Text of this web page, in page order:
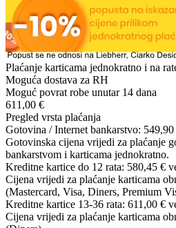
Plaćanje karticama jednokratno i na
Moguća dostava za RH
Moguć povrat robe unutar 14 dana
611,00 €
Pregled vrsta plaćanja
Gotovina / Internet bankarstvo: 549,90
Gotovinska cijena vrijedi za plaćanje
bankarstvom i karticama jednokratno.
Kreditne kartice do 12 rata: 580,45 €
Cijena vrijedi za plaćanje karticama
(Mastercard, Visa, Diners, Premium
Kreditne kartice 13-36 rata: 611,00 €
Cijena vrijedi za plaćanje karticama